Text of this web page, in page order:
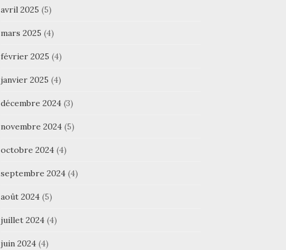
avril 2025 (5)
mars 2025 (4)
février 2025 (4)
janvier 2025 (4)
décembre 2024(3)
novembre 2024(5)
octobre 2024(4)
septembre 2024(4)
août 2024(5)
juillet 2024(4)
juin 2024(4)